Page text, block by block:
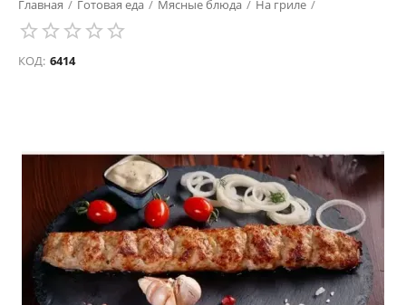
Главная / Готовая еда / Мясные блюда / На гриле /
КОД: 6414